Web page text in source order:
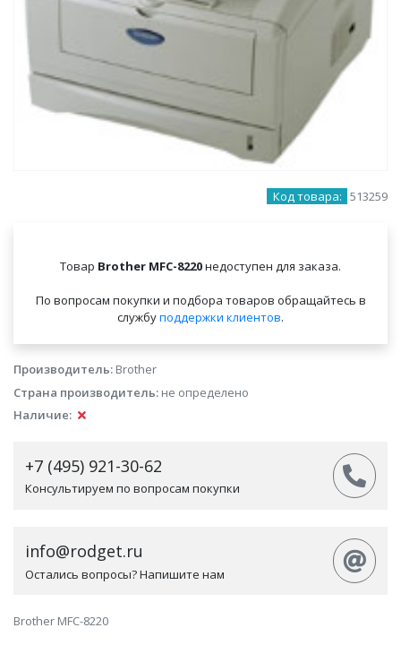
Код товара: 513259
Товар Brother MFC-8220недоступен для заказа.
По вопросам покупки и подбора товаров обращайтесь в
службуподдержки клиентов.
Производитель: Brother
Страна производитель: не определено
Наличие:
+7 (495) 921-30-62
Консультируем по вопросам покупки
info@rodget.ru
Остались вопросы? Напишите нам
Brother MFC-8220